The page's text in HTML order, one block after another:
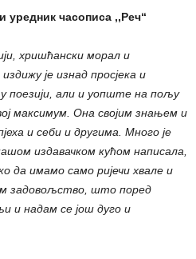
часописа ,,Реч“
хришћански морал и
је изнад просјека и
поезији, али и уопште на пољу
максимум. Она својим знањем и
и себи и другима. Много је
издавачком кућом написала,
да имамо само ријечи хвале и
задовољство, што поред
и надам се још дуго и